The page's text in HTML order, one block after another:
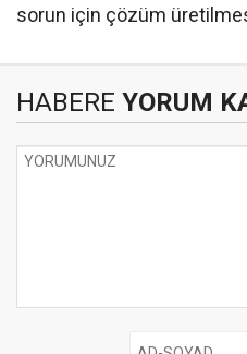
sorun için çözüm
HABERE YORUM